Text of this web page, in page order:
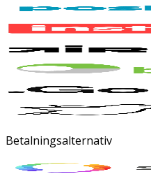
Betalningsalternativ